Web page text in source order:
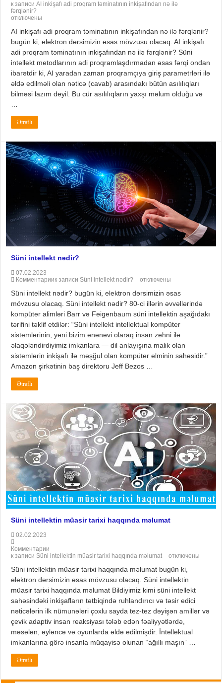
к записи AI inkişafı adi proqram təminatının inkişafından nə ilə
fərqlənir?
отключены
AI inkişafı adi proqram təminatının inkişafından nə ilə fərqlənir?
bugün ki, elektron dərsimizin əsas mövzusu olacaq. AI inkişafı
adi proqram təminatının inkişafından nə ilə fərqlənir? Süni
intellekt metodlarının adi proqramlaşdırmadan əsas fərqi ondan
ibarətdir ki, AI yaradan zaman proqramçıya giriş parametrləri ilə
əldə edilməli olan nəticə (cavab) arasındakı bütün asılılıqları
bilməsi lazım deyil. Bu cür asılılıqların yaxşı məlum olduğu və
Ətraflı
Süni intellekt nədir?
07.02.2023
Комментариик записи Süni intellekt nədir? отключены
Süni intellekt nədir? bugün ki, elektron dərsimizin əsas
mövzusu olacaq. Süni intellekt nədir? 80-ci illərin əvvəllərində
kompüter alimləri Barr və Feigenbaum süni intellektin aşağıdakı
tərifini təklif etdilər: “Süni intellekt intellektual kompüter
sistemlərinin, yəni bizim ənənəvi olaraq insan zehni ilə
əlaqələndirdiyimiz imkanlara — dil anlayışına malik olan
sistemlərin inkişafı ilə məşğul olan kompüter elminin sahəsidir.”
Amazon şirkətinin baş direktoru Jeff Bezos …
Ətraflı
Süni intellektin müasir tarixi haqqında məlumat
02.02.2023
Комментарии
к записи Süni intellektin müasir tarixi haqqında məlumat
отключены
Süni intellektin müasir tarixi haqqında məlumat bugün ki,
elektron dərsimizin əsas mövzusu olacaq. Süni intellektin
müasir tarixi haqqında məlumat Bildiyimiz kimi süni intellekt
sahəsindəki inkişafların tətbiqində ruhlandırıcı və təsir edici
nəticələrin ilk nümunələri çoxlu sayda tez-tez dəyişən amillər və
çevik adaptiv insan reaksiyası tələb edən fəaliyyətlərdə,
məsələn, əyləncə və oyunlarda əldə edilmişdir. İntellektual
imkanlarına görə insanla müqayisə olunan “ağıllı maşın” …
Ətraflı